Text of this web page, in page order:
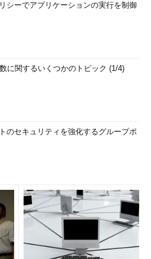
シーでアプリケーションの実行を制御
に関するいくつかのトピック (1/4)
のセキュリティを強化するグループポ